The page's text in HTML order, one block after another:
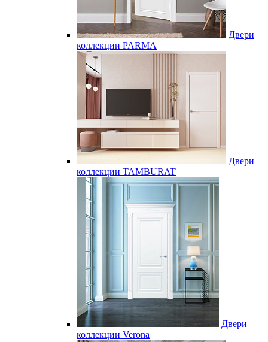
Двери
коллекции PARMA
Двери
коллекции TAMBURAT
Двери
коллекции Verona